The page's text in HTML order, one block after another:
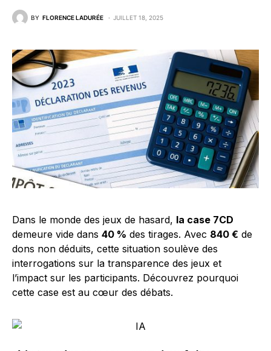
BY FLORENCE LADURÉE JUILLET 18, 2025
Dans le monde des jeux de hasard, la case 7CD
demeure vide dans 40 % des tirages. Avec 840 € de
dons non déduits, cette situation soulève des
interrogations sur la transparence des jeux et
l’impact sur les participants. Découvrez pourquoi
cette case est au cœur des débats.